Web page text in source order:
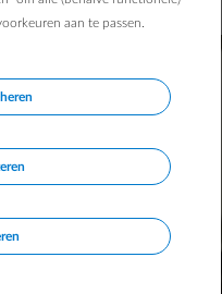
aan te passen.